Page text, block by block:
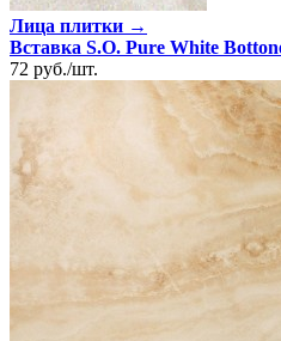
Лица плитки →
Вставка S.O. Pure White
72 руб./шт.